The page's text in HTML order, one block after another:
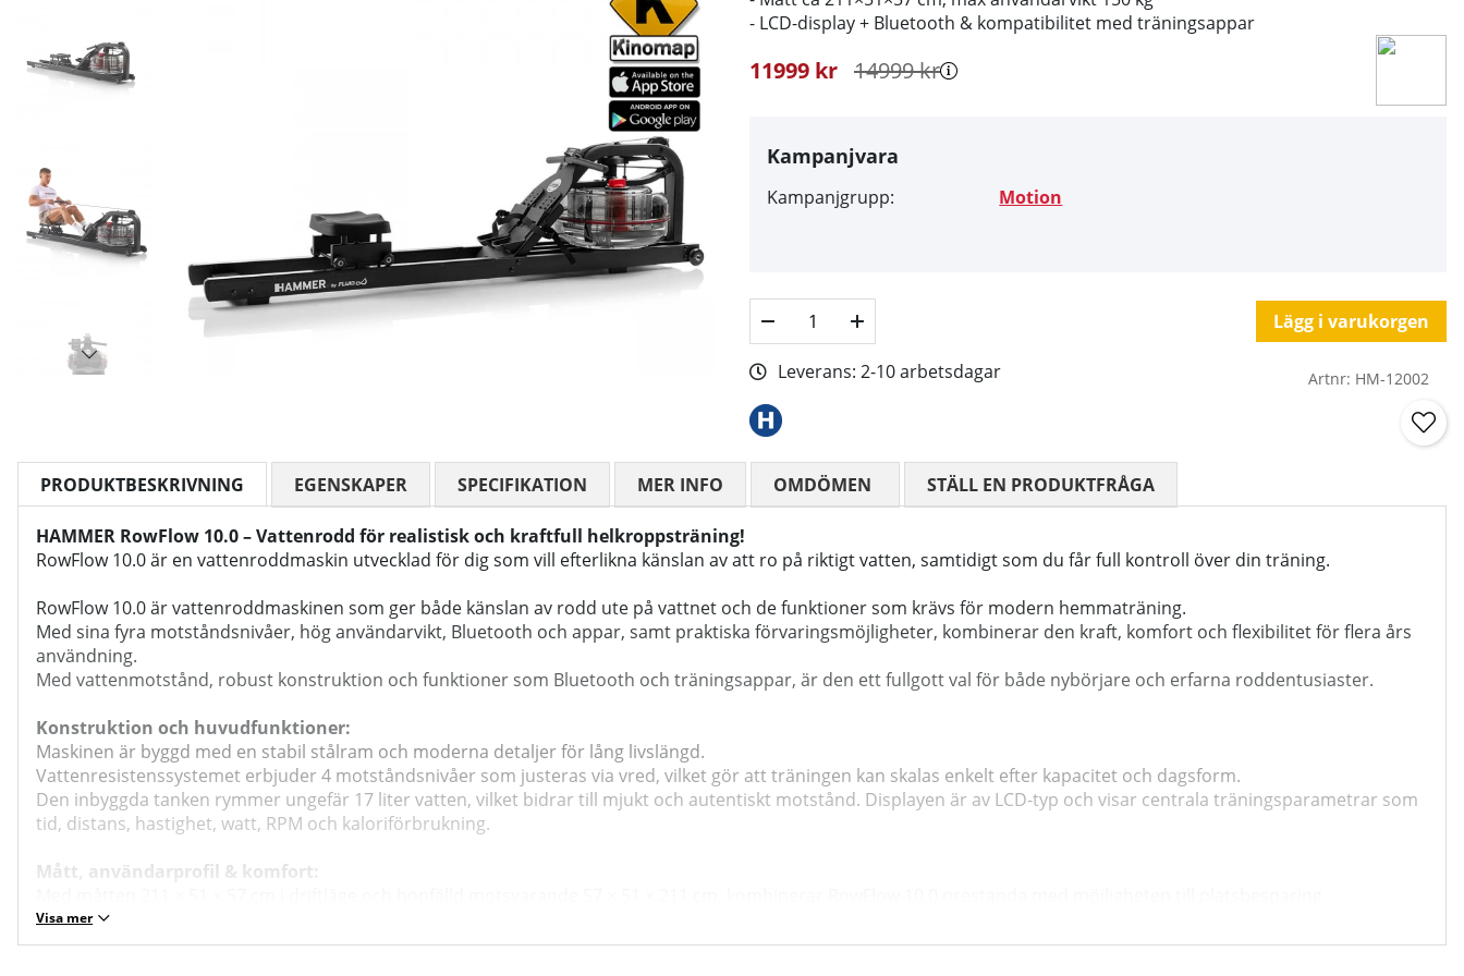
- LCD-display + Bluetooth & kompatibilitet med träningsappar
14999kr
11999 kr
Kampanjvara
Kampanjgrupp: Motion
Lägg i varukorgen
Leverans: 2-10 arbetsdagar Artnr: HM-12002
PRODUKTBESKRIVNING
HAMMER RowFlow 10.0 – Vattenrodd för realistisk och kraftfull helkroppsträning!
RowFlow 10.0 är en vattenroddmaskin utvecklad för dig som vill efterlikna känslan av att ro på riktigt vatten, samtidigt som du får full kontroll över din träning.
RowFlow 10.0 är vattenroddmaskinen som ger både känslan av rodd ute på vattnet och de funktioner som krävs för modern hemmaträning.
Med sina fyra motståndsnivåer, hög användarvikt, Bluetooth och appar, samt praktiska förvaringsmöjligheter, kombinerar den kraft, komfort och flexibilitet för flera års
användning.
Med vattenmotstånd, robust konstruktion och funktioner som Bluetooth och träningsappar, är den ett fullgott val för både nybörjare och erfarna roddentusiaster.
Konstruktion och huvudfunktioner:
Maskinen är byggd med en stabil stålram och moderna detaljer för lång livslängd.
Vattenresistenssystemet erbjuder 4 motståndsnivåer som justeras via vred, vilket gör att träningen kan skalas enkelt efter kapacitet och dagsform.
Den inbyggda tanken rymmer ungefär 17 liter vatten, vilket bidrar till mjukt och autentiskt motstånd. Displayen är av LCD-typ och visar centrala träningsparametrar som
tid, distans, hastighet, watt, RPM och kaloriförbrukning.
Mått, användarprofil & komfort:
Maskinen väger cirka 37 kg och klarar användare upp till 150 kg. Sitthöjden är 27 cm, vilket underlättar insätt och avsätt, och fotplattorna har en komfortabel placering för
att stödja rätt roddteknik.
Visa mer
EGENSKAPER SPECIFIKATION MER INFO OMDÖMEN MEDELBETYG 0 AV 5 ANTAL BETYG 0
STÄLL EN PRODUKTFRÅGA